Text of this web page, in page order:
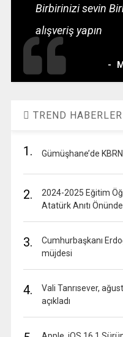
Birbirinizi sevin
alışveriş yapın
-
TREND HABERLER
1. Gümüşhane’de
2.
2024-2025 Eğitim
Atatürk Anıtı Önünde
3.
Cumhurbaşkanı
müjdesi
4.
Vali Tanrısever,
açıkladı